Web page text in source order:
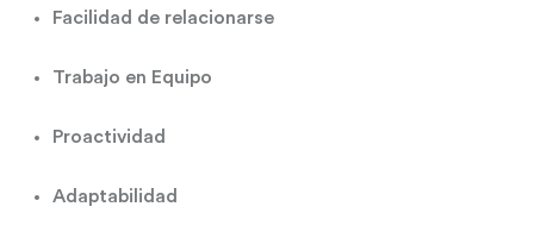
Facilidad de relacionarse
Trabajo en Equipo
Proactividad
Adaptabilidad